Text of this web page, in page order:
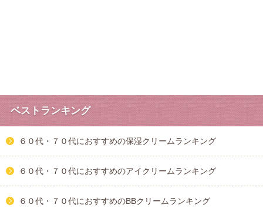
ベストランキング
６０代・７０代におすすめの保湿クリームランキング
６０代・７０代におすすめのアイクリームランキング
６０代・７０代におすすめのBBクリームランキング